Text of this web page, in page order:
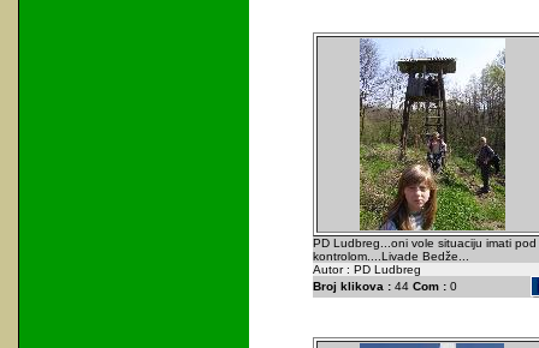
PD Ludbreg...oni vole situaciju imati pod
kontrolom....Livade Bedže...
Autor : PD Ludbreg
Broj klikova :44 Com :0